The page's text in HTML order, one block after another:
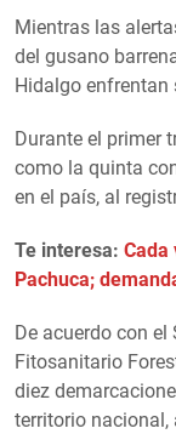
Mientras las
del gusano
Hidalgo enfrentan
​Durante el primer
como la quinta
en el país, al
Te interesa: Cada
Pachuca;
​De acuerdo con
Fitosanitario
diez
territorio nacional,